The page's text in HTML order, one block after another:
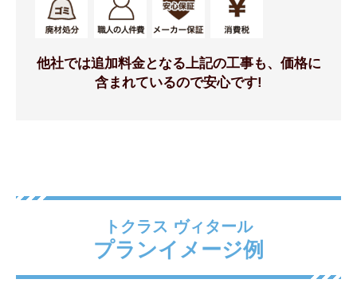
4面同色[リップルベージュ]
うつくし浴槽 スターク(人
造大理石) [ホワイト]
高断熱浴槽(浴槽保温あり
+断熱合わせフタ/3点留め
他社では追加料金となる上記の工事も、価格に
含まれているので安心です!
トクラス ヴィタール
プランイメージ例